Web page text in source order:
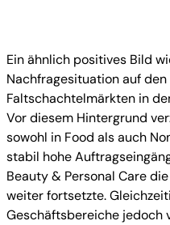
Ein ähnlich positives Bild
Nachfragesituation auf
Faltschachtelmärkten in
Vor diesem Hintergrund
sowohl in Food als auch
stabil hohe
Beauty & Personal Care
weiter fortsetzte.
Geschäftsbereiche jedoch